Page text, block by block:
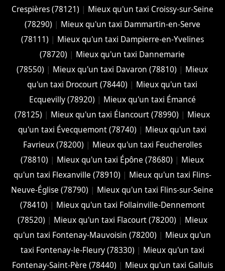
Crespières (78121) | Mieux qu'un taxi Croissy-sur-Seine
(78290) | Mieux qu'un taxi Dammartin-en-Serve
(78111) | Mieux qu'un taxi Dampierre-en-Yvelines
(78720) | Mieux qu'un taxi Dannemarie
(78550) | Mieux qu'un taxi Davaron (78810) | Mieux
qu'un taxi Drocourt (78440) | Mieux qu'un taxi
Ecquevilly (78920) | Mieux qu'un taxi Émancé
(78125) | Mieux qu'un taxi Élancourt (78990) | Mieux
qu'un taxi Évecquemont (78740) | Mieux qu'un taxi
Favrieux (78200) | Mieux qu'un taxi Feucherolles
(78810) | Mieux qu'un taxi Épône (78680) | Mieux
qu'un taxi Flexanville (78910) | Mieux qu'un taxi Flins-
Neuve-Église (78790) | Mieux qu'un taxi Flins-sur-Seine
(78410) | Mieux qu'un taxi Follainville-Dennemont
(78520) | Mieux qu'un taxi Flacourt (78200) | Mieux
qu'un taxi Fontenay-Mauvoisin (78200) | Mieux qu'un
taxi Fontenay-le-Fleury (78330) | Mieux qu'un taxi
Fontenay-Saint-Père (78440) | Mieux qu'un taxi Galluis